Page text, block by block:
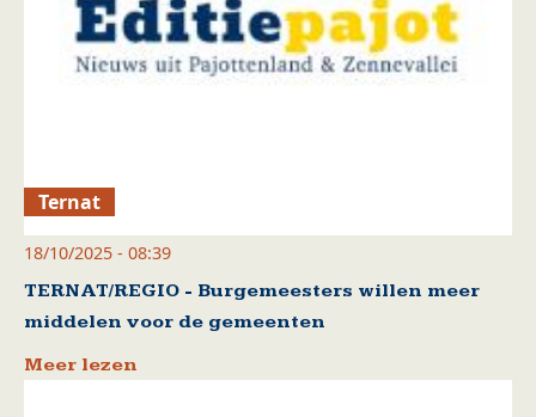
Ternat
18/10/2025 - 08:39
TERNAT/REGIO - Burgemeesters willen meer
middelen voor de gemeenten
Meer lezen